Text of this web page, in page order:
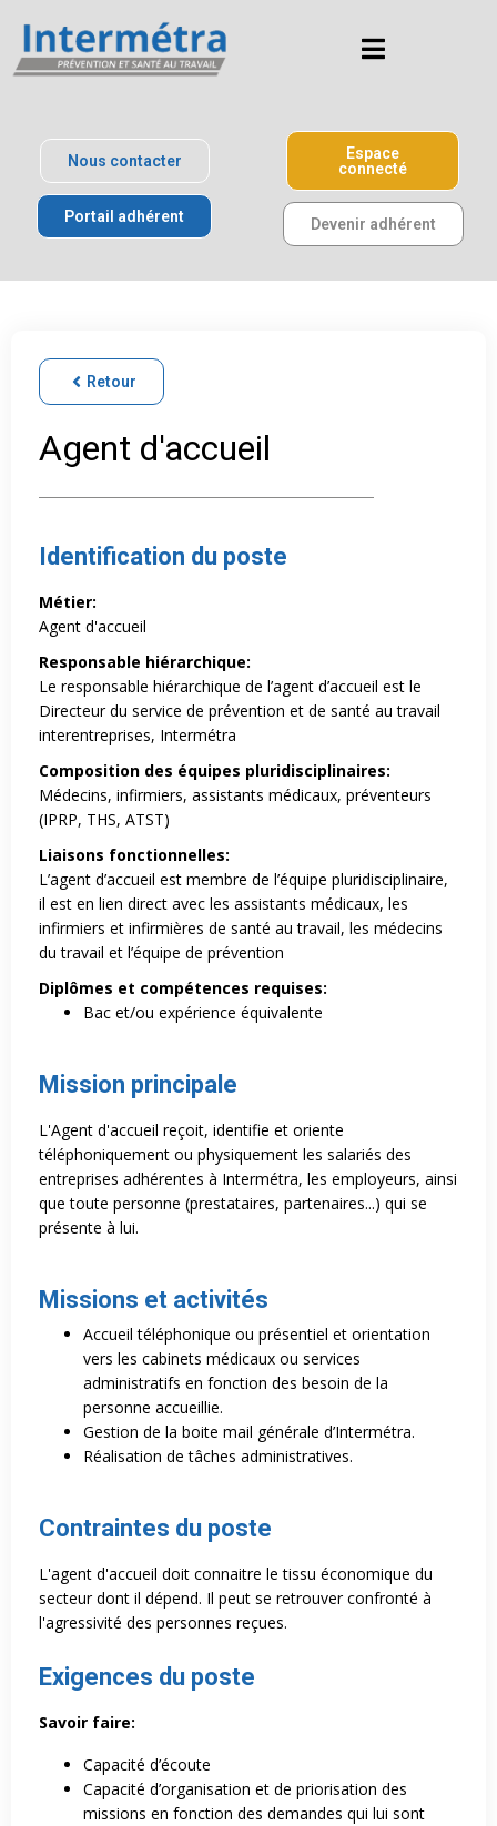
Nous contacter
Portail adhérent
Espace
connecté
Devenir adhérent
Retour
Agent d'accueil
Identification du poste
Métier:
Agent d'accueil
Responsable hiérarchique:
Le responsable hiérarchique de l’agent d’accueil est le
Directeur du service de prévention et de santé au travail
interentreprises, Intermétra
Composition des équipes pluridisciplinaires:
Médecins, infirmiers, assistants médicaux, préventeurs
(IPRP, THS, ATST)
Liaisons fonctionnelles:
L’agent d’accueil est membre de l’équipe pluridisciplinaire,
il est en lien direct avec les assistants médicaux, les
infirmiers et infirmières de santé au travail, les médecins
du travail et l’équipe de prévention
Diplômes et compétences requises:
Bac et/ou expérience équivalente
Mission principale
L'Agent d'accueil reçoit, identifie et oriente
téléphoniquement ou physiquement les salariés des
entreprises adhérentes à Intermétra, les employeurs, ainsi
que toute personne (prestataires, partenaires...) qui se
présente à lui.
Missions et activités
Accueil téléphonique ou présentiel et orientation
vers les cabinets médicaux ou services
administratifs en fonction des besoin de la
personne accueillie.
Gestion de la boite mail générale d’Intermétra.
Réalisation de tâches administratives.
Contraintes du poste
L'agent d'accueil doit connaitre le tissu économique du
secteur dont il dépend. Il peut se retrouver confronté à
l'agressivité des personnes reçues.
Exigences du poste
Savoir faire:
Capacité d’écoute
Capacité d’organisation et de priorisation des
missions en fonction des demandes qui lui sont